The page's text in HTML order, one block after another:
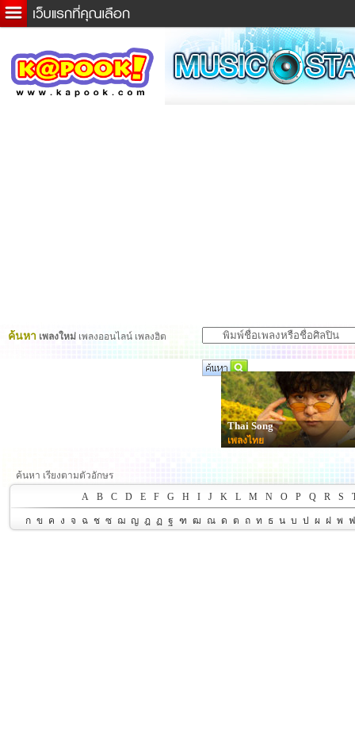
ข่าวด่วน
ละคร
ค้นหา เพลงใหม่ เพลงออนไลน์ เพลงฮิต
Thai Song
เพลงไทย
ค้นหา เรียงตามตัวอักษร
A
B C D E F G H I J K L M N O P Q R S
ก ข ค ง จ ฉ ช ซ ฌ ญ ฎ ฏ ฐ ฑ ฒ ณ ด ต ถ ท ธ น บ ป ผ ฝ พ ฟ